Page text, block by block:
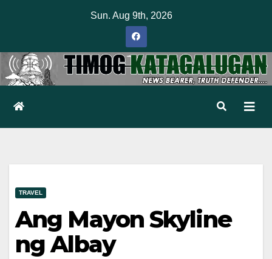
Sun. Aug 9th, 2026
TRAVEL
Ang Mayon Skyline
ng Albay